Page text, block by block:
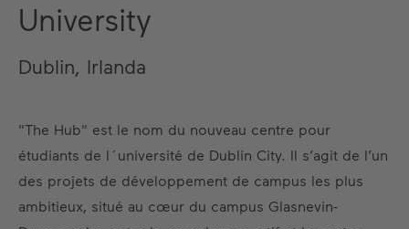
University
Dublin, Irlanda
"The Hub" est le nom du nouveau centre pour
étudiants de l´université de Dublin City. Il s’agit de l’un
des projets de développement de campus les plus
ambitieux, situé au cœur du campus Glasnevin-